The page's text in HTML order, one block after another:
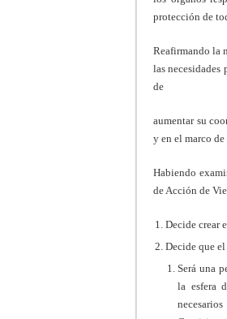
protección de
Reafirmando la
las necesidades
de
aumentar su
y en el marco
Habiendo
de Acción de
Decide crear
Decide que
Será una
la esfera